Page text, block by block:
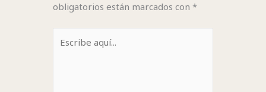
obligatorios están marcados con *
aquí...